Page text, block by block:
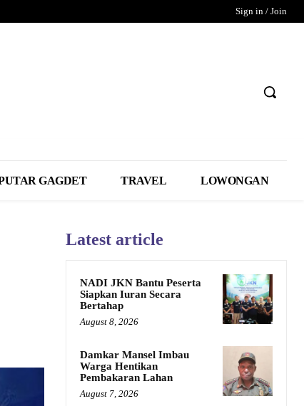
Sign in / Join
GAGDET TRAVEL LOWONGAN
Latest article
NADI JKN Bantu Peserta
Siapkan Iuran Secara
Bertahap
August 8, 2026
Damkar Mansel Imbau
Warga Hentikan
Pembakaran Lahan
August 7, 2026